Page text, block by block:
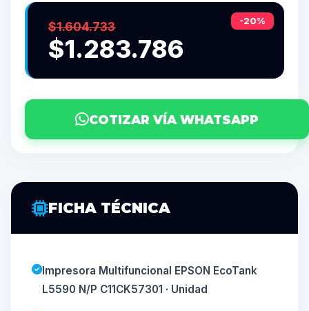
-20%
$1.604.733
$1.283.786
COTIZAR VÍA WHATSAPP
FICHA TÉCNICA
Impresora Multifuncional EPSON EcoTank
L5590 N/P C11CK57301 · Unidad